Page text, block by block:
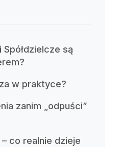
Spółdzielcze są
w praktyce?
zanim „odpuści”
– co realnie dzieje